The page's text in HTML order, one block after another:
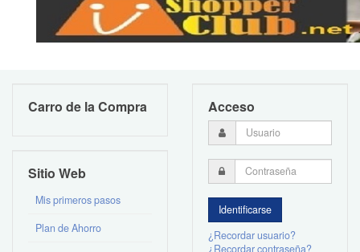
Carro de la Compra
Sitio Web
Mis primeros pasos
Plan de Ahorro
Acceso
¿Recordar usuario?
¿Recordar contraseña?